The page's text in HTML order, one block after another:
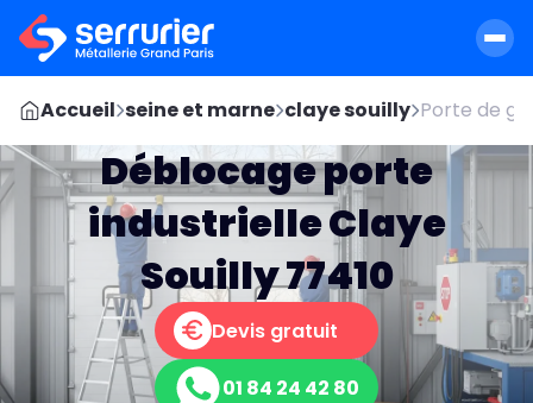
Accueil seine et marne claye souilly Porte de
Déblocage porte
industrielle Claye
Souilly 77410
Devis gratuit
01 84 24 42 80